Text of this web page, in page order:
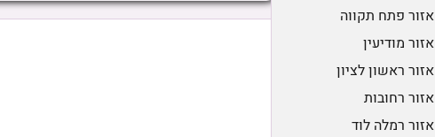
אזור פתח תקווה
אזור מודיעין
אזור ראשון לציון
אזור רחובות
אזור רמלה לוד